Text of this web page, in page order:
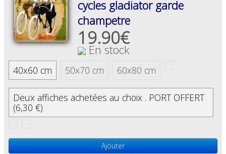
cycles gladiator garde
champetre
19.90€
En stock
40x60 cm 50x70 cm 60x80 cm
Deux affiches achetées au choix . PORT OFFERT
(6,30 €)
Ajouter